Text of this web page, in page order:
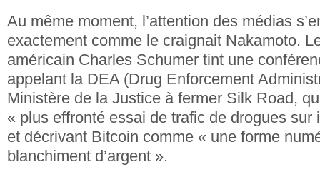
Au même moment, l’attention des médias
exactement comme le craignait Nakamoto.
américain Charles Schumer tint une
appelant la DEA (Drug Enforcement
Ministère de la Justice à fermer Silk Road,
« plus effronté essai de trafic de drogues sur
et décrivant Bitcoin comme « une forme
blanchiment d’argent ».